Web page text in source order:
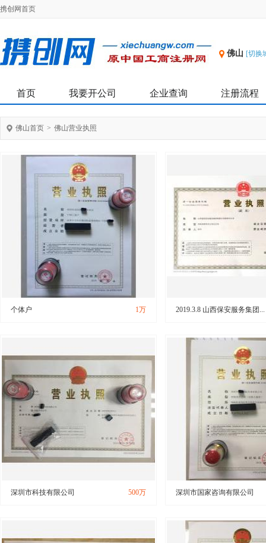
携创网首页
佛山 [切换
首页 我要开公司 企业查询 注册流程
佛山首页 > 佛山营业执照
个体户 1万 2019.3.8 山西保安服务集团...
深圳市科技有限公司 500万 深圳市国家咨询有限公司